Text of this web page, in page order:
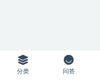
分类 问答